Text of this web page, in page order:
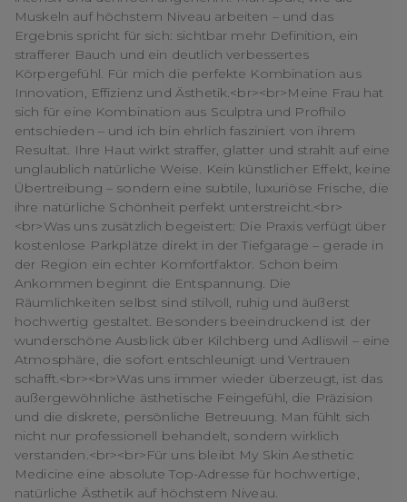
Muskeln auf höchstem Niveau arbeiten – und das
Ergebnis spricht für sich: sichtbar mehr Definition, ein
strafferer Bauch und ein deutlich verbessertes
Körpergefühl. Für mich die perfekte Kombination aus
Innovation, Effizienz und Ästhetik.<br><br>Meine Frau hat
sich für eine Kombination aus Sculptra und Profhilo
entschieden – und ich bin ehrlich fasziniert von ihrem
Resultat. Ihre Haut wirkt straffer, glatter und strahlt auf eine
unglaublich natürliche Weise. Kein künstlicher Effekt, keine
Übertreibung – sondern eine subtile, luxuriöse Frische, die
ihre natürliche Schönheit perfekt unterstreicht.<br>
<br>Was uns zusätzlich begeistert: Die Praxis verfügt über
kostenlose Parkplätze direkt in der Tiefgarage – gerade in
der Region ein echter Komfortfaktor. Schon beim
Ankommen beginnt die Entspannung. Die
Räumlichkeiten selbst sind stilvoll, ruhig und äußerst
hochwertig gestaltet. Besonders beeindruckend ist der
wunderschöne Ausblick über Kilchberg und Adliswil – eine
Atmosphäre, die sofort entschleunigt und Vertrauen
schafft.<br><br>Was uns immer wieder überzeugt, ist das
außergewöhnliche ästhetische Feingefühl, die Präzision
und die diskrete, persönliche Betreuung. Man fühlt sich
nicht nur professionell behandelt, sondern wirklich
verstanden.<br><br>Für uns bleibt My Skin Aesthetic
Medicine eine absolute Top-Adresse für hochwertige,
natürliche Ästhetik auf höchstem Niveau.